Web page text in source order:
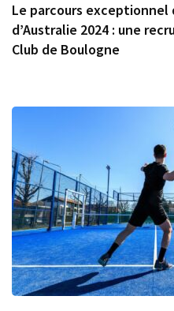
Le parcours exceptionnel
d’Australie 2024 : une
Club de Boulogne